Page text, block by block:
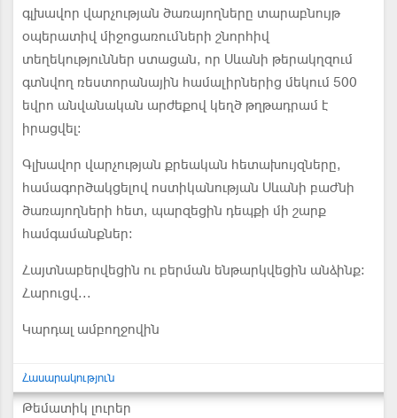
գլխավոր վարչության ծառայողները տարաբնույթ
օպերատիվ միջոցառումների շնորհիվ
տեղեկություններ ստացան, որ Սևանի թերակղզում
գտնվող ռեստորանային համալիրներից մեկում 500
եվրո անվանական արժեքով կեղծ թղթադրամ է
իրացվել։
Գլխավոր վարչության քրեական հետախույզները,
համագործակցելով ոստիկանության Սևանի բաժնի
ծառայողների հետ, պարզեցին դեպքի մի շարք
համգամանքներ։
Հայտնաբերվեցին ու բերման ենթարկվեցին անձինք։
Հարուցվ...
Կարդալ ամբողջովին
Հասարակություն
Թեմատիկ լուրեր